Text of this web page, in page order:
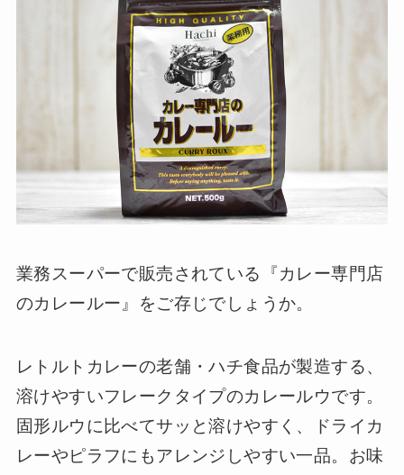
業務スーパーで販売されている『カレー専門店
のカレールー』をご存じでしょうか。
レトルトカレーの老舗・ハチ食品が製造する、
溶けやすいフレークタイプのカレールウです。
固形ルウに比べてサッと溶けやすく、ドライカ
レーやピラフにもアレンジしやすい一品。お味